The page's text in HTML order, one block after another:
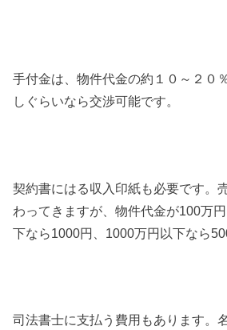
手付金は、物件代金の約１０～２０
しぐらいなら交渉可能です。
契約書にはる収入印紙も必要です。
わってきますが、物件代金が100万
下なら1000円、1000万円以下なら
司法書士に支払う費用もあります。